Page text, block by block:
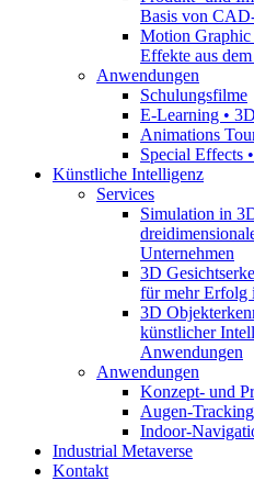
Basis von
Motion
Effekte aus
Anwendungen
Schulungsfilme
E-Learning •
Animations
Special Effects
Künstliche Intelligenz
Services
Simulation in
Unternehmen
3D
für mehr Erfolg
3D
künstlicher
Anwendungen
Anwendungen
Konzept- und
Augen-
Indoor-
Industrial Metaverse
Kontakt